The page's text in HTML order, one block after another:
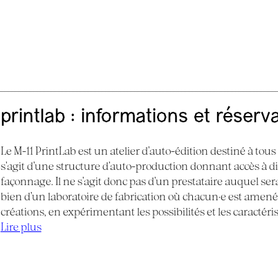
printlab : informations et
Le M-11 PrintLab est un atelier d’auto-édition destiné à tous
s’agit d’une structure d’auto-production donnant accès à
façonnage. Il ne s’agit donc pas d’un prestataire auquel
bien d’un laboratoire de fabrication où chacun·e est
créations, en expérimentant les possibilités et les
Lire plus